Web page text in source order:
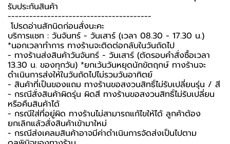
รับประกันสินค้า ️
----------------------------------------
️ โปรดอ่านสักนิดก่อนสั่งนะคะ️
บริการแชท : วันจันทร์ - วันเสาร์ (เวลา 08.30 - 17.30 น.)
*นอกเวลาทำการ ทางร้านจะติดต่อกลับในวันถัดไป
- ทางร้านส่งสินค้าวันจันทร์ - วันเสาร์ (ตัดรอบคำสั่งซื้อเวลา
13.30 น. ของทุกวัน) *ยกเว้นวันหยุดนักขัตฤกษ์ ทางร้านจะ
ดำเนินการส่งให้ในวันถัดไปไม่รวมวันอาทิตย์
- สินค้าที่เป็นของแถม ทางร้านขอสงวนสิทธิ์ไม่รับเปลี่ยนรุ่น / สี
- กรณีสั่งสินค้าผิดรุ่น ผิดสี ทางร้านขอสงวนสิทธิ์ไม่รับเปลี่ยน
หรือคืนสินค้าได้
- กรณีใส่ที่อยู่ผิด ทางร้านไม่สามารถแก้ไขให้ได้ ลูกค้าต้อง
ยกเลิกแล้วสั่งสินค้าเข้ามาใหม่
- กรณีส่งเคลมสินค้าอาจมีค่าดำเนินการจัดส่งเป็นไปตาม